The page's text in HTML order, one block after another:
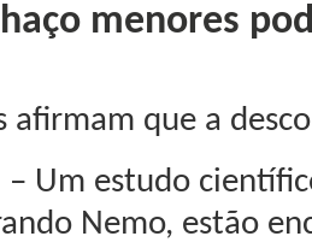
menores
afirmam que a
Um estudo
Nemo, estão